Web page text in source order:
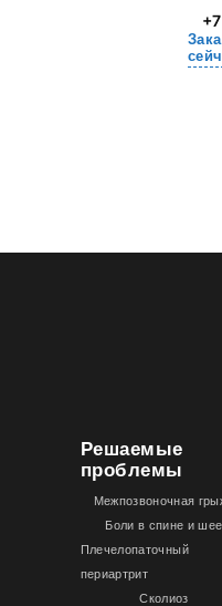
СТОИМОСТЬ
Решаемые
проблемы
Межпозвоночная
Боли в спине и шее
Плечелопаточный
периартрит
Сколиоз